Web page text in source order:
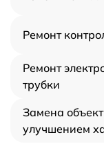
Ремонт
Ремонт
трубки
Замена
улучшением